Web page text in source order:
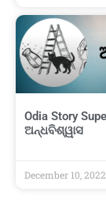
Odia Story
ଅନ୍ଧବିଶ୍ୱାସ
December 10, 2022